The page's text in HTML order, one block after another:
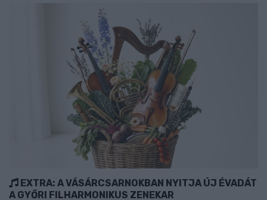
EXTRA: A VÁSÁRCSARNOKBAN NYITJA ÚJ ÉVADÁT
A GYŐRI FILHARMONIKUS ZENEKAR